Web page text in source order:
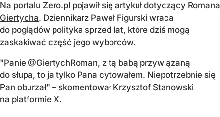
Na portalu Zero.pl pojawił się artykuł dotyczący Romana
Giertycha. Dziennikarz Paweł Figurski wraca
do poglądów polityka sprzed lat, które dziś mogą
zaskakiwać część jego wyborców.
"Panie @GiertychRoman, z tą babą przywiązaną
do słupa, to ja tylko Pana cytowałem. Niepotrzebnie się
Pan oburzał" – skomentował Krzysztof Stanowski
na platformie X.